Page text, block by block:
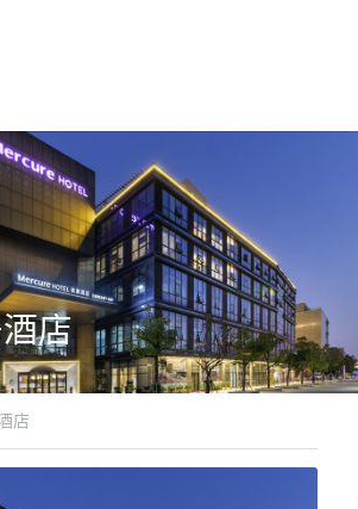
店
店